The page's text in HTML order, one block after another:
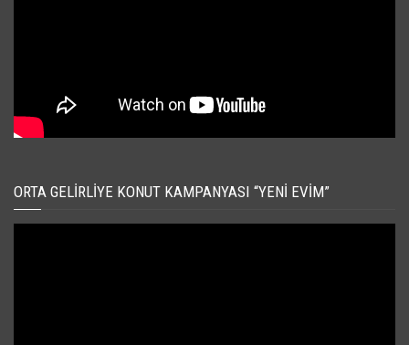
ORTA GELIRLIYE KONUT KAMPANYASI “YENI EVIM”